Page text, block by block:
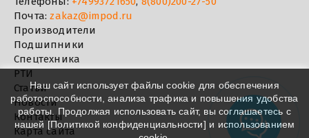
Почта:zakaz@impod.ru
Производители
Подшипники
Спецтехника
РТИ
Статьи
Новости
Контакты
Карта сайта
Наш сайт использует файлы cookie для обеспечения
работоспособности, анализа трафика и повышения удобства
работы. Продолжая использовать сайт, вы соглашаетесь с
нашей [Политикой конфиденциальности] и использованием